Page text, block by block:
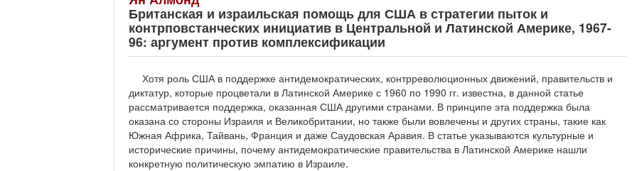
Британская и израильская помощь для США в стратегии пыток и
контрповстанческих инициатив в Центральной и Латинской Америке, 1967-
96: аргумент против комплексификации
Хотя роль США в поддержке антидемократических, контрреволюционных движений, правительств и
диктатур, которые процветали в Латинской Америке с 1960 по 1990 гг. известна, в данной статье
рассматривается поддержка, оказанная США другими странами. В принципе эта поддержка была
оказана со стороны Израиля и Великобритании, но также были вовлечены и других страны, такие как
Южная Африка, Тайвань, Франция и даже Саудовская Аравия. В статье указываются культурные и
исторические причины, почему антидемократические правительства в Латинской Америке нашли
конкретную политическую эмпатию в Израиле.